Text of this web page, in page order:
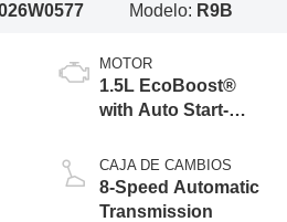
26W0577
Modelo: R9B
MOTOR
1.5L EcoBoost®
with Auto Start-
CAJA DE CAMBIOS
8-Speed Automatic
Transmission